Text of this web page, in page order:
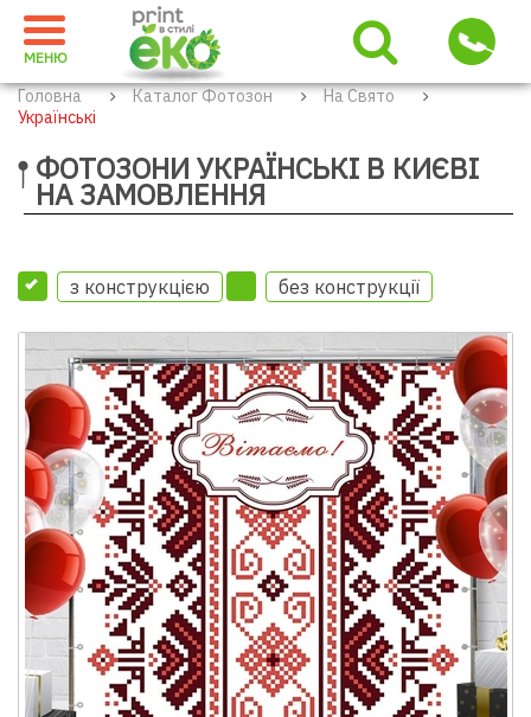
МЕНЮ
Головна Каталог Фотозон
На Свято
Українські
ФОТОЗОНИ УКРАЇНСЬКІ В КИЄВІ
НА ЗАМОВЛЕННЯ
з конструкцією без конструкції